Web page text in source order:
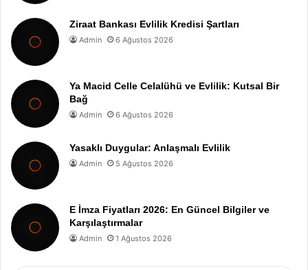
Ziraat Bankası Evlilik Kredisi Şartları
Admin 6 Ağustos 2026
Ya Macid Celle Celalühü ve Evlilik: Kutsal Bir
Bağ
Admin 6 Ağustos 2026
Yasaklı Duygular: Anlaşmalı Evlilik
Admin 5 Ağustos 2026
E İmza Fiyatları 2026: En Güncel Bilgiler ve
Karşılaştırmalar
Admin 1 Ağustos 2026